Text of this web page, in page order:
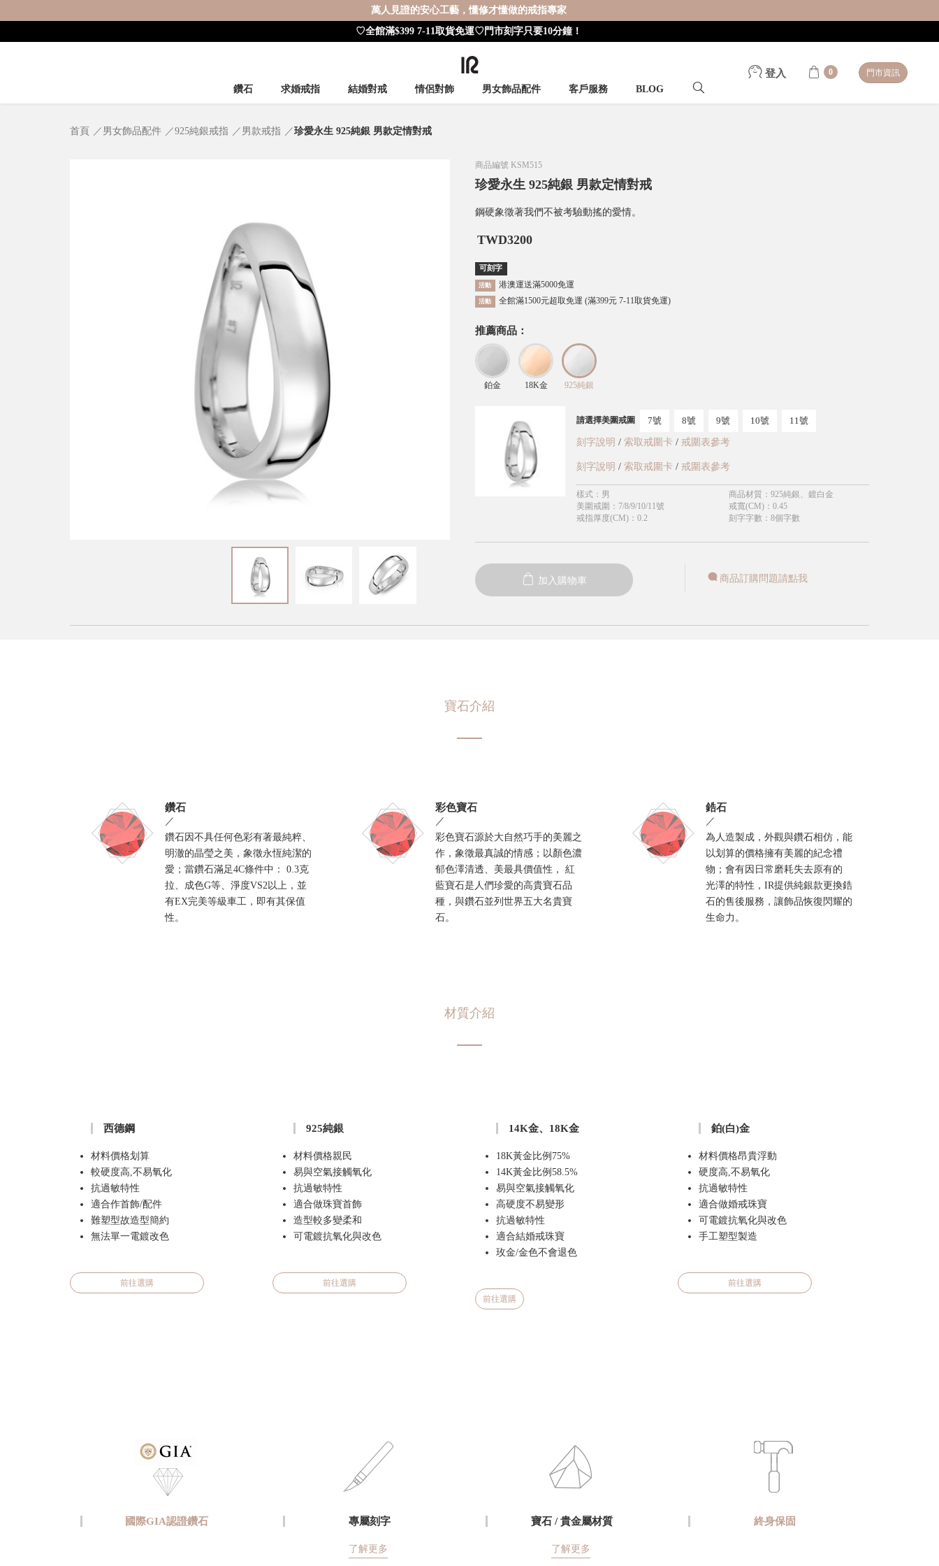
萬人見證的安心工藝，懂修才懂做的戒指專家
♡全館滿$399 7-11取貨免運♡門市刻字只要10分鐘！
鑽石 求婚戒指 結婚對戒 情侶對飾 男女飾品配件 客戶服務 BLOG
登入 0 門市資訊
首頁 男女飾品配件 925純銀戒指 男款戒指 珍愛永生 925純銀 男款定情對戒
商品編號 KSM515
珍愛永生 925純銀 男款定情對戒
鋼硬象徵著我們不被考驗動搖的愛情。
TWD3200
可刻字
活動 港澳運送滿5000免運
活動 全館滿1500元超取免運 (滿399元 7-11取貨免運)
推薦商品：
鉑金 18K金 925純銀
請選擇美圍戒圍 7號 8號 9號 10號 11號
刻字說明 / 索取戒圍卡 / 戒圍表參考
刻字說明 / 索取戒圍卡 / 戒圍表參考
樣式 ： 男 商品材質 ： 925純銀、鍍白金
美圍戒圍 ： 7/8/9/10/11號 戒寬(CM)： 0.45
戒指厚度(CM) ： 0.2 刻字字數 ： 8個字數
加入購物車 商品訂購問題請點我
寶石介紹
鑽石
／
鑽石因不具任何色彩有著最純粹、
明澈的晶瑩之美，象徵永恆純潔的
愛；當鑽石滿足4C條件中： 0.3克
拉、成色G等、淨度VS2以上，並
有EX完美等級車工，即有其保值
性。
彩色寶石
／
彩色寶石源於大自然巧手的美麗之
作，象徵最真誠的情感；以顏色濃
郁色澤清透、美最具價值性， 紅
藍寶石是人們珍愛的高貴寶石品
種，與鑽石並列世界五大名貴寶
石。
鋯石
／
為人造製成，外觀與鑽石相仿，能
以划算的價格擁有美麗的紀念禮
物；會有因日常磨耗失去原有的
光澤的特性，IR提供純銀款更換鋯
石的售後服務，讓飾品恢復閃耀的
生命力。
材質介紹
西德鋼
材料價格划算
較硬度高,不易氧化
抗過敏特性
適合作首飾/配件
難塑型故造型簡約
無法單一電鍍改色
前往選購
925純銀
材料價格親民
易與空氣接觸氧化
抗過敏特性
適合做珠寶首飾
造型較多變柔和
可電鍍抗氧化與改色
前往選購
14K金、18K金
18K黃金比例75%
14K黃金比例58.5%
易與空氣接觸氧化
高硬度不易變形
抗過敏特性
適合結婚戒珠寶
玫金/金色不會退色
前往選購
鉑(白)金
材料價格昂貴浮動
硬度高,不易氧化
抗過敏特性
適合做婚戒珠寶
可電鍍抗氧化與改色
手工塑型製造
前往選購
國際GIA認證鑽石 專屬刻字
了解更多
寶石 / 貴金屬材質
了解更多
終身保固